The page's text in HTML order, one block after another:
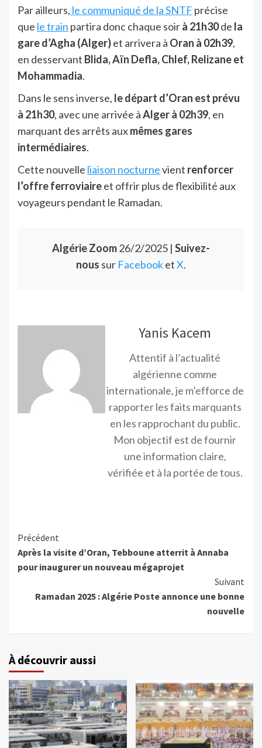
Par ailleurs, le communiqué de la SNTF précise
que le train partira doncchaque soirà 21h30de la
gare d’Agha (Alger)et arrivera à Oran à 02h39,
en desservant Blida, Aïn Defla, Chlef, Relizane et
Mohammadia.
Dans le sens inverse, le départ d’Oran est prévu
à 21h30, avec une arrivée àAlger à 02h39, en
marquant des arrêts auxmêmes gares
intermédiaires.
Cette nouvelle liaison nocturnevient renforcer
l’offre ferroviaireet offrir plus de flexibilité aux
voyageurs pendant le Ramadan.
Algérie Zoom26/2/2025 | Suivez-
nous sur FacebooketX.
Yanis Kacem
Attentif à l’actualité
algérienne comme
internationale, je m’efforce de
rapporter les faits marquants
en les rapprochant du public.
Mon objectif est de fournir
une information claire,
vérifiée et à la portée de tous.
Précédent
Après la visite d’Oran, Tebboune atterrit à Annaba
pour inaugurer un nouveau mégaprojet
Suivant
Ramadan 2025 : Algérie Poste annonce une bonne
nouvelle
À découvrir aussi